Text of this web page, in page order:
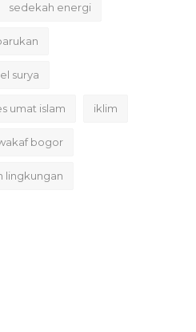
sedekah energi
surya
umat islam iklim
bogor
lingkungan